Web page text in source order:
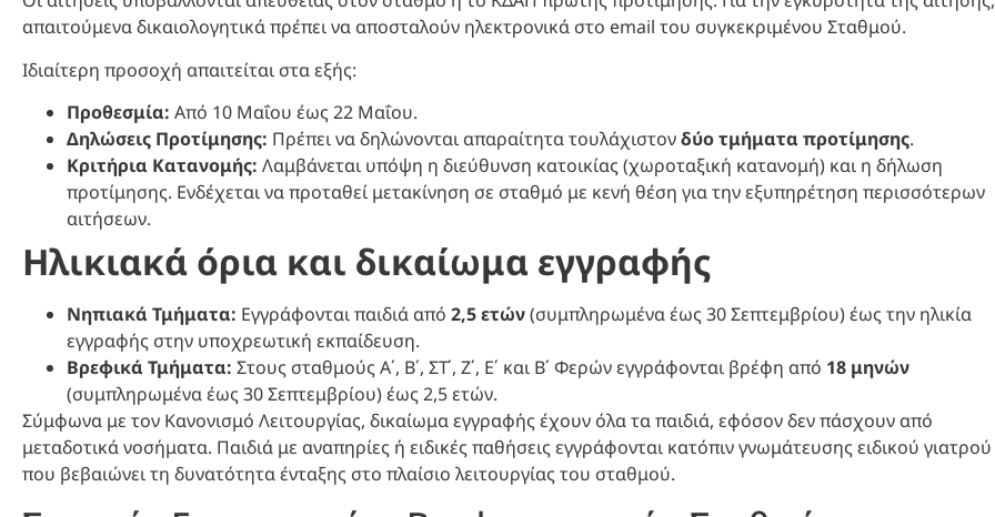
απαιτούμενα δικαιολογητικά πρέπει να αποσταλούν ηλεκτρονικά στο email του συγκεκριμένου Σταθμού.
Ιδιαίτερη προσοχή απαιτείται στα εξής:
Προθεσμία: Από 10 Μαΐου έως 22 Μαΐου.
Δηλώσεις Προτίμησης: Πρέπει να δηλώνονται απαραίτητα τουλάχιστονδύο τμήματα προτίμησης.
Κριτήρια Κατανομής: Λαμβάνεται υπόψη η διεύθυνση κατοικίας (χωροταξική κατανομή) και η δήλωση
προτίμησης. Ενδέχεται να προταθεί μετακίνηση σε σταθμό με κενή θέση για την εξυπηρέτηση περισσότερων
αιτήσεων.
Ηλικιακά όρια και δικαίωμα εγγραφής
Νηπιακά Τμήματα: Εγγράφονται παιδιά από 2,5 ετών(συμπληρωμένα έως 30 Σεπτεμβρίου) έως την ηλικία
εγγραφής στην υποχρεωτική εκπαίδευση.
Βρεφικά Τμήματα: Στους σταθμούς Α΄, Β΄, ΣΤ΄, Ζ΄, Ε΄ και Β΄ Φερών εγγράφονται βρέφη από 18 μηνών
(συμπληρωμένα έως 30 Σεπτεμβρίου) έως 2,5 ετών.
Σύμφωνα με τον Κανονισμό Λειτουργίας, δικαίωμα εγγραφής έχουν όλα τα παιδιά, εφόσον δεν πάσχουν από
μεταδοτικά νοσήματα. Παιδιά με αναπηρίες ή ειδικές παθήσεις εγγράφονται κατόπιν γνωμάτευσης ειδικού γιατρού
που βεβαιώνει τη δυνατότητα ένταξης στο πλαίσιο λειτουργίας του σταθμού.